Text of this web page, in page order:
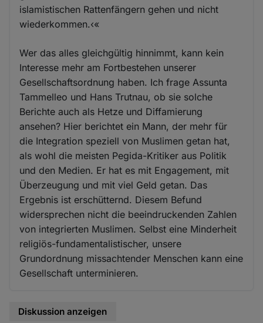
islamistischen Rattenfängern gehen und nicht
wiederkommen.‹«
Wer das alles gleichgültig hinnimmt, kann kein
Interesse mehr am Fortbestehen unserer
Gesellschaftsordnung haben. Ich frage Assunta
Tammelleo und Hans Trutnau, ob sie solche
Berichte auch als Hetze und Diffamierung
ansehen? Hier berichtet ein Mann, der mehr für
die Integration speziell von Muslimen getan hat,
als wohl die meisten Pegida-Kritiker aus Politik
und den Medien. Er hat es mit Engagement, mit
Überzeugung und mit viel Geld getan. Das
Ergebnis ist erschütternd. Diesem Befund
widersprechen nicht die beeindruckenden Zahlen
von integrierten Muslimen. Selbst eine Minderheit
religiös-fundamentalistischer, unsere
Grundordnung missachtender Menschen kann eine
Gesellschaft unterminieren.
Diskussion anzeigen